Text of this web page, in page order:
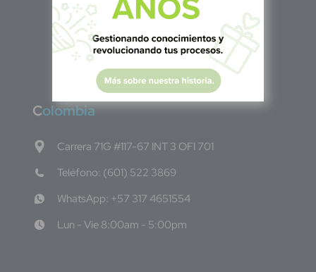
Colombia
Carrera 71G #117-67 INT 3 OFI 701
Teléfono: (601) 522 3869
WhatsApp: +57 317 4651554
Lun - Vie 8:00am - 5:00pm